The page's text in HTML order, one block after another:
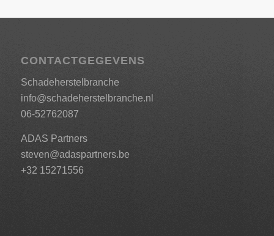
CONTACTGEGEVENS
Schadeherstelbranche
info@schadeherstelbranche.nl
06-52762087
ADAS Partners
steven@adaspartners.be
+32 15271556